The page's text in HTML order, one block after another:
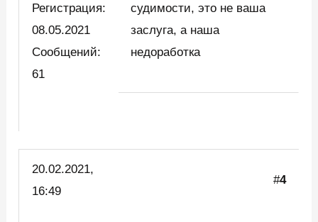
Регистрация:
08.05.2021
Сообщений:
61
судимости, это не ваша
заслуга, а наша
недоработка
20.02.2021,
16:49
#4